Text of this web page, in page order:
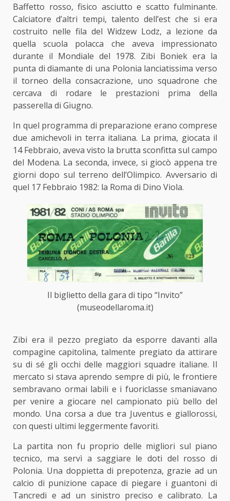
Baffetto rosso, fisico asciutto e scatto fulminante.
Calciatore d’altri tempi, talento dell’est che si era
costruito nelle fila del Widzew Lodz, a lezione da
quella scuola polacca che aveva impressionato
durante il Mondiale del 1978. Zibi Boniek era la
punta di diamante di una Polonia lanciatissima verso
il torneo della consacrazione, uno squadrone che
cercava di rodare le prestazioni prima della
passerella di Giugno.
In quel programma di preparazione erano comprese
due amichevoli in terra italiana. La prima, giocata il
14 Febbraio, aveva visto la brutta sconfitta sul campo
del Modena. La seconda, invece, si giocò appena tre
giorni dopo sul terreno dell’Olimpico. Avversario di
quel 17 Febbraio 1982: la Roma di Dino Viola.
Il biglietto della gara di tipo “Invito”
(museodellaroma.it)
Zibi era il pezzo pregiato da esporre davanti alla
compagine capitolina, talmente pregiato da attirare
su di sé gli occhi delle maggiori squadre italiane. Il
mercato si stava aprendo sempre di più, le frontiere
sembravano ormai labili e i fuoriclasse smaniavano
per venire a giocare nel campionato più bello del
mondo. Una corsa a due tra Juventus e giallorossi,
con questi ultimi leggermente favoriti.
La partita non fu proprio delle migliori sul piano
tecnico, ma servì a saggiare le doti del rosso di
Polonia. Una doppietta di prepotenza, grazie ad un
calcio di punizione capace di piegare i guantoni di
Tancredi e ad un sinistro preciso e calibrato. La